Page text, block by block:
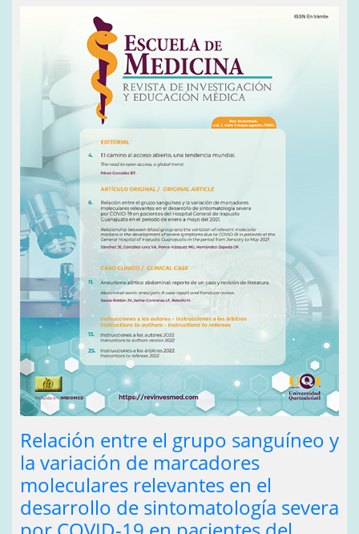
Relación entre el grupo sanguíneo y
la variación de marcadores
moleculares relevantes en el
desarrollo de sintomatología severa